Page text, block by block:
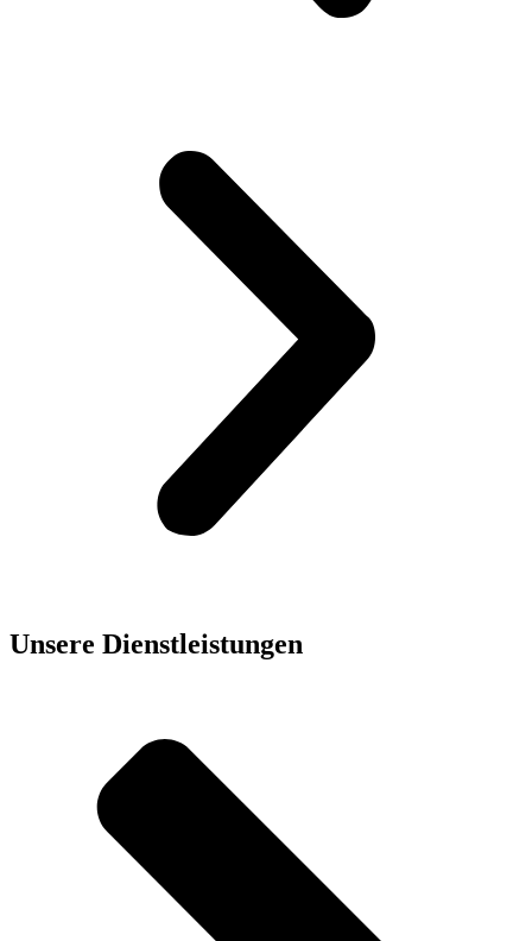
Unsere Dienst­leistungen